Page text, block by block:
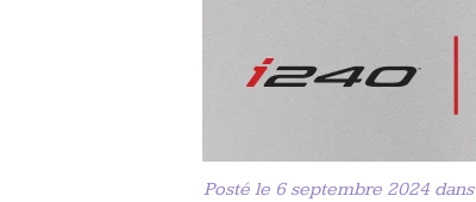
Posté le 6 septembre 2024 dans